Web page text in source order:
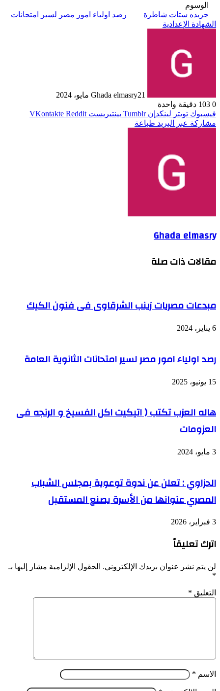
الوسوم
جريده ستات شاطرة
رصد اولياء امور مصر لسير امتحانات
الشهادة الإعدادية
Ghada elmasry21 مايو، 2024
0
دقيقة واحدة
فيسبوك تويتر لينكدإن بينتيريست
مشاركة عبر البريد طباعة
Ghada elmasry
مقالات ذات صلة
مبدعات مصريات زينب الشرقاوى فى فنون الكيك
6 يناير، 2024
رصد اولياء امور مصر لسير امتحانات الثانوية العامة
15 يونيو، 2025
هاله العزب تكتب ( اتيكيت اكل الفسيخ و الرنجه فى
العزومات
3 مايو، 2024
الحزاوي : تعلن عن ندوة توعوية بمجلس الشباب
المصري عنوانها من الأسرة يصنع المستقبل
3 فبراير، 2026
اترك تعليقاً
لن يتم نشر عنوان بريدك الإلكتروني. الحقول الإلزامية مشار إليها بـ
*
التعليق *
الاسم *